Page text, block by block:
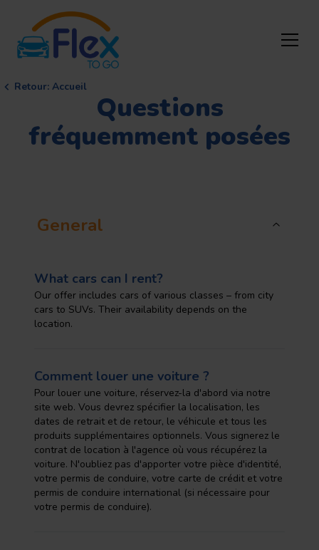
Retour: Accueil
Questions
fréquemment posées
General
What cars can I rent?
Our offer includes cars of various classes – from city
cars to SUVs. Their availability depends on the
location.
Comment louer une voiture ?
Pour louer une voiture, réservez-la d'abord via notre
site web. Vous devrez spécifier la localisation, les
dates de retrait et de retour, le véhicule et tous les
produits supplémentaires optionnels. Vous signerez le
contrat de location à l'agence où vous récupérez la
voiture. N'oubliez pas d'apporter votre pièce d'identité,
votre permis de conduire, votre carte de crédit et votre
permis de conduire international (si nécessaire pour
votre permis de conduire).